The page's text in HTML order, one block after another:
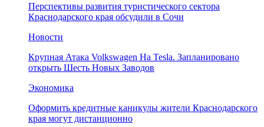
Перспективы развития туристического сектора
Краснодарского края обсудили в Сочи
Новости
Крупная Атака Volkswagen На Tesla. Запланировано
открыть Шесть Новых Заводов
Экономика
Оформить кредитные каникулы жители Краснодарского
края могут дистанционно